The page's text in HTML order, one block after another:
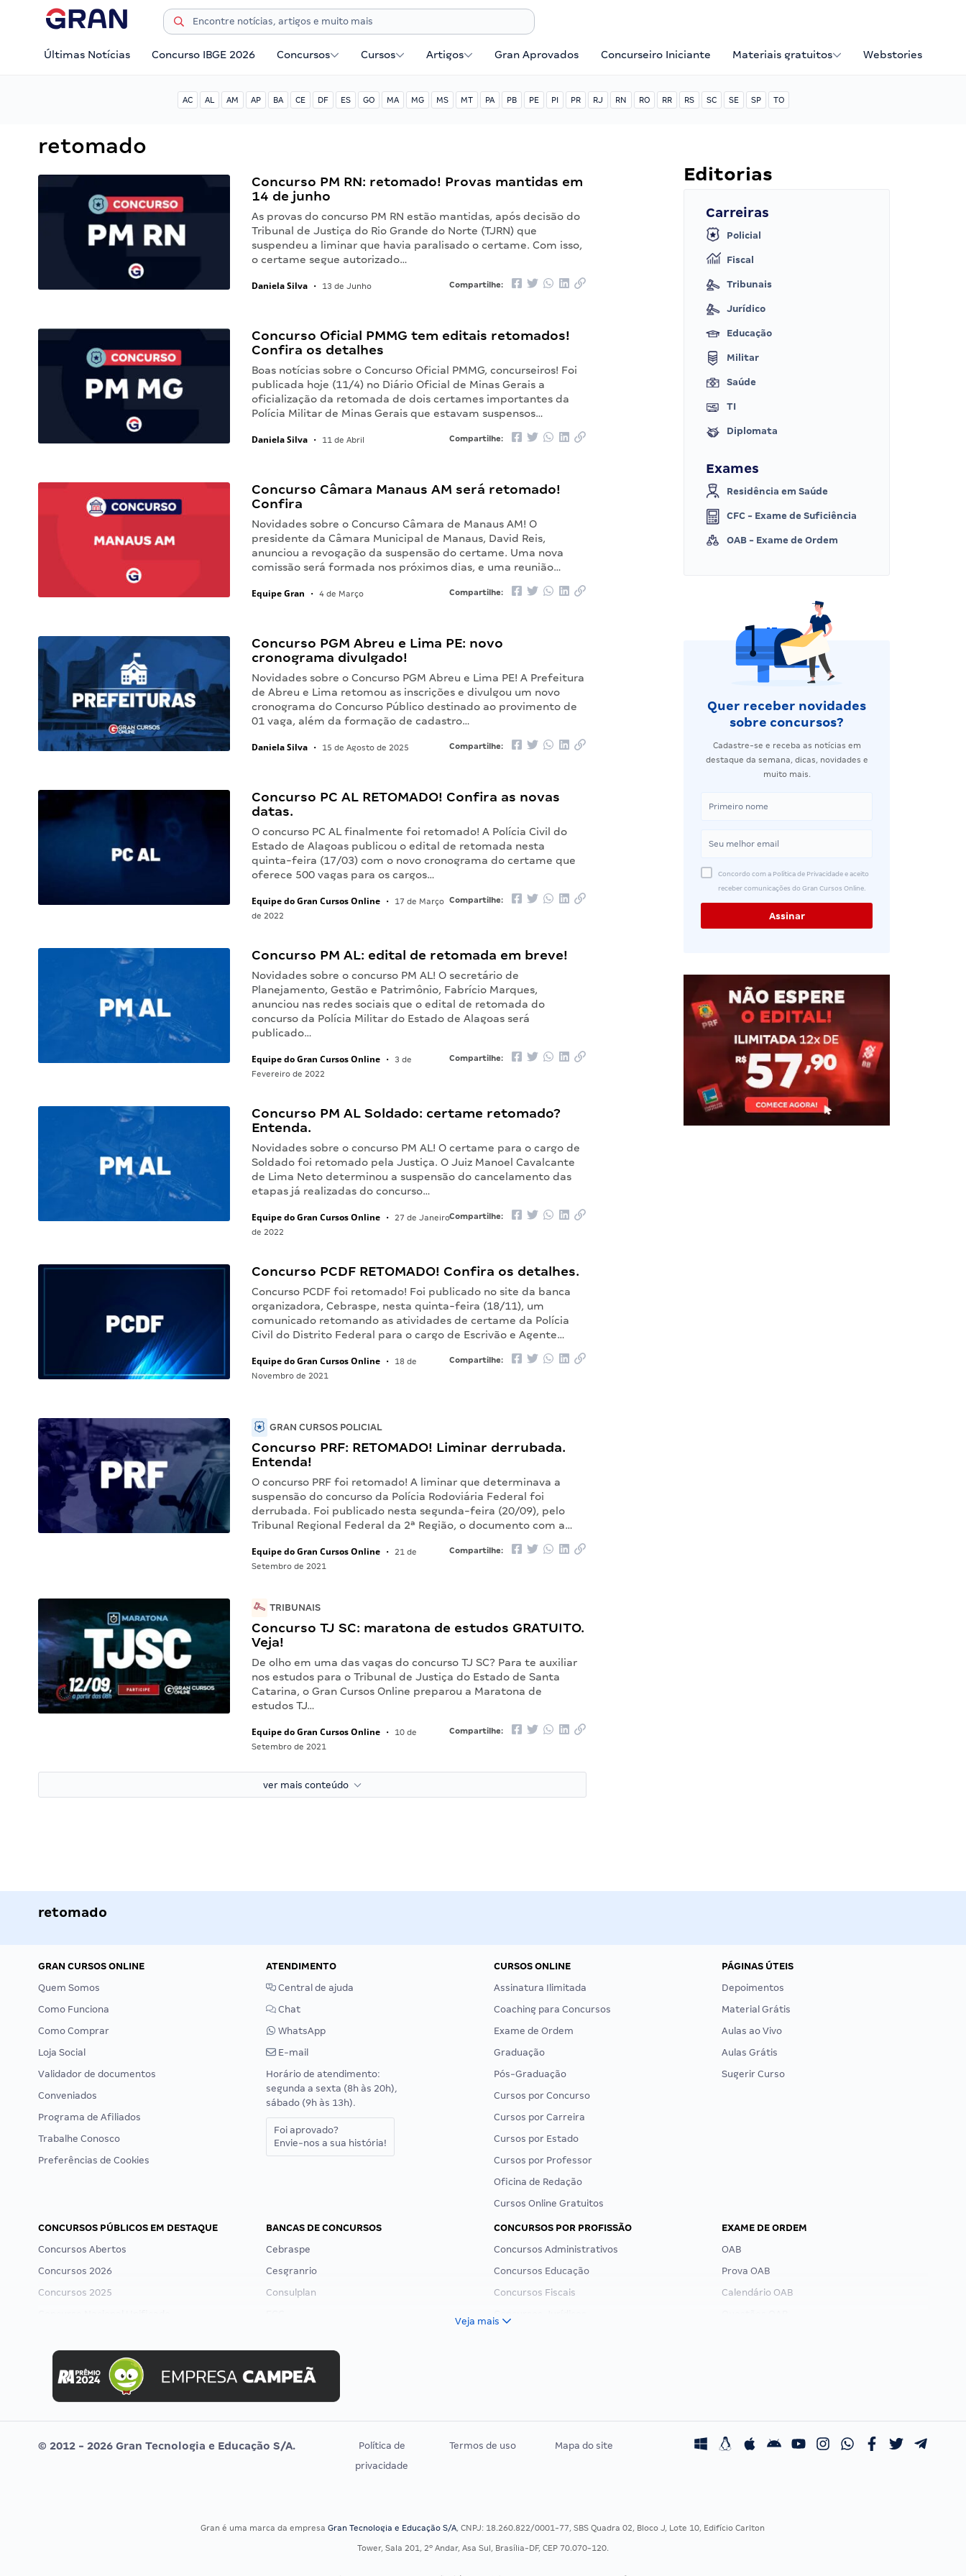
Últimas Notícias Concurso IBGE 2026 Concursos Cursos Artigos Gran Aprovados Concurseiro Iniciante Materiais gratuitos Webstories
AC AL AM AP BA CE DF ES GO MA MG MS MT PA PB PE PI PR RJ RN RO RR RS SC SE SP TO
retomado
Concurso PM RN: retomado! Provas mantidas em
14 de junho
As provas do concurso PM RN estão mantidas, após decisão do
Tribunal de Justiça do Rio Grande do Norte (TJRN) que
suspendeu a liminar que havia paralisado o certame. Com isso,
o certame segue autorizado…
Daniela Silva • 13 de Junho Compartilhe:
Concurso Oficial PMMG tem editais retomados!
Confira os detalhes
Boas notícias sobre o Concurso Oficial PMMG, concurseiros! Foi
publicada hoje (11/4) no Diário Oficial de Minas Gerais a
oficialização da retomada de dois certames importantes da
Polícia Militar de Minas Gerais que estavam suspensos…
Daniela Silva • 11 de Abril Compartilhe:
Concurso Câmara Manaus AM será retomado!
Confira
Novidades sobre o Concurso Câmara de Manaus AM! O
presidente da Câmara Municipal de Manaus, David Reis,
anunciou a revogação da suspensão do certame. Uma nova
comissão será formada nos próximos dias, e uma reunião…
Equipe Gran • 4 de Março Compartilhe:
Concurso PGM Abreu e Lima PE: novo
cronograma divulgado!
Novidades sobre o Concurso PGM Abreu e Lima PE! A Prefeitura
de Abreu e Lima retomou as inscrições e divulgou um novo
cronograma do Concurso Público destinado ao provimento de
01 vaga, além da formação de cadastro…
Daniela Silva • 15 de Agosto de 2025 Compartilhe:
Concurso PC AL RETOMADO! Confira as novas
datas.
O concurso PC AL finalmente foi retomado! A Polícia Civil do
Estado de Alagoas publicou o edital de retomada nesta
quinta-feira (17/03) com o novo cronograma do certame que
oferece 500 vagas para os cargos…
Equipe do Gran Cursos Online •
17 de Março
de 2022
Compartilhe:
Concurso PM AL: edital de retomada em breve!
Novidades sobre o concurso PM AL! O secretário de
Planejamento, Gestão e Patrimônio, Fabrício Marques,
anunciou nas redes sociais que o edital de retomada do
concurso da Polícia Militar do Estado de Alagoas será
publicado…
Equipe do Gran Cursos Online •
3 de
Fevereiro de 2022
Compartilhe:
Concurso PM AL Soldado: certame retomado?
Entenda.
Novidades sobre o concurso PM AL! O certame para o cargo de
Soldado foi retomado pela Justiça. O Juiz Manoel Cavalcante
de Lima Neto determinou a suspensão do cancelamento das
etapas já realizadas do concurso…
Equipe do Gran Cursos Online •
27 de Janeiro
de 2022
Compartilhe:
Concurso PCDF RETOMADO! Confira os detalhes.
Concurso PCDF foi retomado! Foi publicado no site da banca
organizadora, Cebraspe, nesta quinta-feira (18/11), um
comunicado retomando as atividades de certame da Polícia
Civil do Distrito Federal para o cargo de Escrivão e Agente…
Equipe do Gran Cursos Online •
18 de
Novembro de 2021
Compartilhe:
GRAN CURSOS POLICIAL
Concurso PRF: RETOMADO! Liminar derrubada.
Entenda!
O concurso PRF foi retomado! A liminar que determinava a
suspensão do concurso da Polícia Rodoviária Federal foi
derrubada. Foi publicado nesta segunda-feira (20/09), pelo
Tribunal Regional Federal da 2ª Região, o documento com a…
Equipe do Gran Cursos Online •
21 de
Setembro de 2021
Compartilhe:
TRIBUNAIS
Concurso TJ SC: maratona de estudos GRATUITO.
Veja!
De olho em uma das vagas do concurso TJ SC? Para te auxiliar
nos estudos para o Tribunal de Justiça do Estado de Santa
Catarina, o Gran Cursos Online preparou a Maratona de
estudos TJ…
Equipe do Gran Cursos Online •
10 de
Setembro de 2021
Compartilhe:
ver mais conteúdo
Editorias
Carreiras
Policial
Fiscal
Tribunais
Jurídico
Educação
Militar
Saúde
TI
Diplomata
Exames
Residência em Saúde
CFC - Exame de Suficiência
OAB - Exame de Ordem
Quer receber novidades
sobre concursos?
Cadastre-se e receba as notícias em
destaque da semana, dicas, novidades e
muito mais.
Concordo com a Política de Privacidade e aceito
receber comunicações do Gran Cursos Online.
retomado
GRAN CURSOS ONLINE
Quem Somos
Como Funciona
Como Comprar
Loja Social
Validador de documentos
Conveniados
Programa de Afiliados
Trabalhe Conosco
Preferências de Cookies
ATENDIMENTO
Central de ajuda
Chat
WhatsApp
E-mail
Horário de atendimento:
segunda a sexta (8h às 20h),
sábado (9h às 13h).
Foi aprovado?
Envie-nos a sua história!
CURSOS ONLINE
Assinatura Ilimitada
Coaching para Concursos
Exame de Ordem
Graduação
Pós-Graduação
Cursos por Concurso
Cursos por Carreira
Cursos por Estado
Cursos por Professor
Oficina de Redação
Cursos Online Gratuitos
PÁGINAS ÚTEIS
Depoimentos
Material Grátis
Aulas ao Vivo
Aulas Grátis
Sugerir Curso
CONCURSOS PÚBLICOS EM DESTAQUE
Concursos Abertos
Concursos 2026
Concursos 2025
Concurso MPU
Editais publicados
BANCAS DE CONCURSOS
Cebraspe
Cesgranrio
Consulplan
Selecon
Uniase
Vunesp
CONCURSOS POR PROFISSÃO
Concursos Administrativos
Concursos Educação
Concursos Fiscais
Residência Multiprofissional
EXAME DE ORDEM
OAB
Prova OAB
Calendário OAB
Veja mais
© 2012 - 2026 Gran Tecnologia e Educação S/A.
Política de
privacidade
Termos de uso Mapa do site
Gran é uma marca da empresaGran Tecnologia e Educação S/A, CNPJ: 18.260.822/0001-77, SBS Quadra 02, Bloco J, Lote 10, Edifício Carlton
Tower, Sala 201, 2º Andar, Asa Sul, Brasília-DF, CEP 70.070-120.